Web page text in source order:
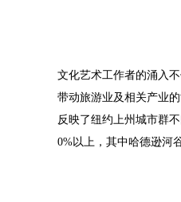
文化艺术工作者的涌入
带动旅游业及相关产业
反映了纽约上州城市群
0%以上，其中哈德逊河